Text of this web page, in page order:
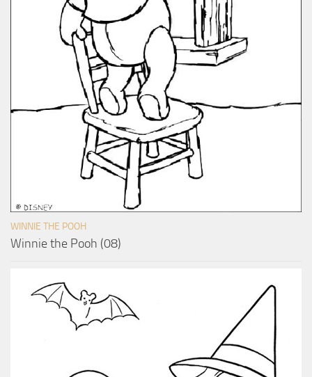
WINNIE THE POOH
Winnie the Pooh (08)